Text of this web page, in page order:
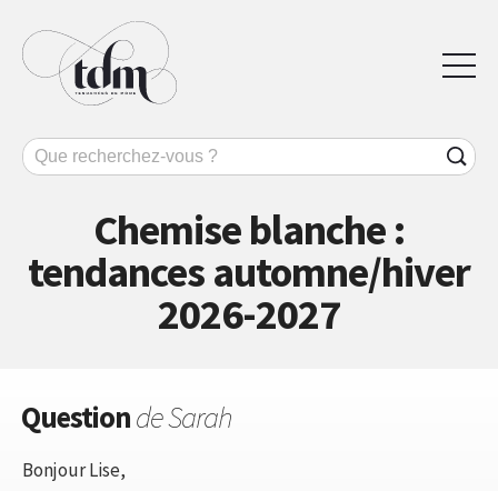
Chemise blanche :
tendances automne/hiver
2026-2027
Questionde Sarah
Bonjour Lise,